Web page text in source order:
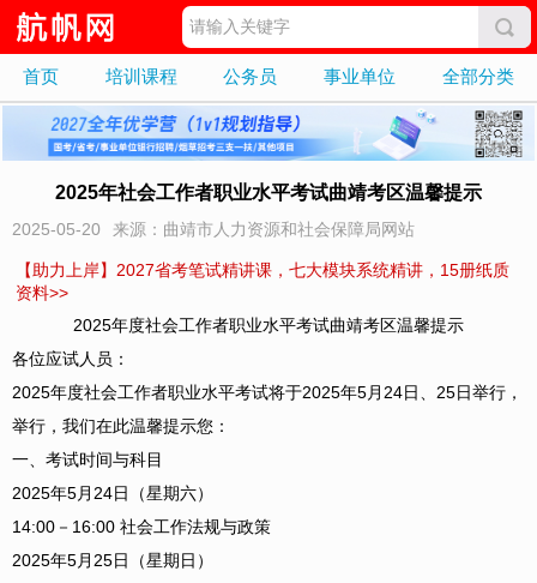
首页 培训课程 公务员 事业单位 全部分类
2025年社会工作者职业水平考试曲靖考区温馨提示
2025-05-20 来源：曲靖市人力资源和社会保障局网站
【助力上岸】2027省考笔试精讲课，七大模块系统精讲，15册纸质
资料>>
2025年度社会工作者职业水平考试曲靖考区温馨提示
各位应试人员：
2025年度社会工作者职业水平考试将于2025年5月24日、25日举行，
举行，我们在此温馨提示您：
一、考试时间与科目
2025年5月24日（星期六）
14:00－16:00 社会工作法规与政策
2025年5月25日（星期日）